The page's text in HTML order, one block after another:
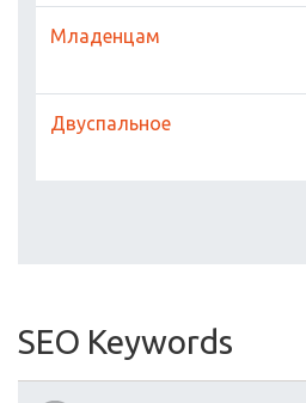
Младенцам
Двуспальное
SEO Keywords